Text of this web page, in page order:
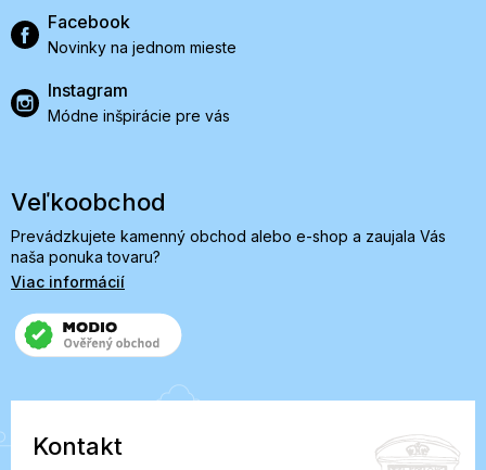
Facebook
Novinky na jednom mieste
Instagram
Módne inšpirácie pre vás
Veľkoobchod
Prevádzkujete kamenný obchod alebo e-shop a zaujala Vás
naša ponuka tovaru?
Viac informácií
Kontakt